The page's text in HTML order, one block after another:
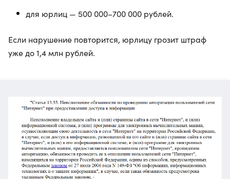
для юрлиц — 500 000–700 000 рублей.
Если нарушение повторится, юрлицу грозит штраф
уже до 1,4 млн рублей.